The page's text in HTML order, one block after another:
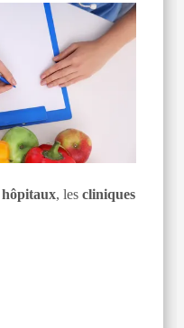
hôpitaux, les cliniques